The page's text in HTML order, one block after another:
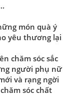
món quà ý
yêu thương lại
chăm sóc sắc
người phụ nữ
và rạng ngời
sóc chất